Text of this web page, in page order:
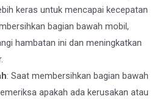
keras untuk mencapai kecepatan
bagian bawah mobil,
hambatan ini dan meningkatkan
: Saat membersihkan bagian bawah
apakah ada kerusakan atau